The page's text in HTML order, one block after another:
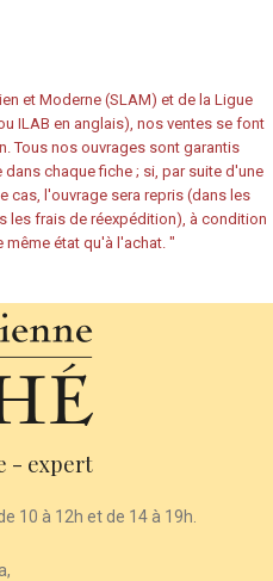
et Moderne (SLAM) et de la Ligue
ILAB en anglais), nos ventes se font
Tous nos ouvrages sont garantis
chaque fiche ; si, par suite d'une
cas, l'ouvrage sera repris (dans les
les frais de réexpédition), à condition
état qu'à l'achat."
- expert
10 à 12h et de 14 à 19h.